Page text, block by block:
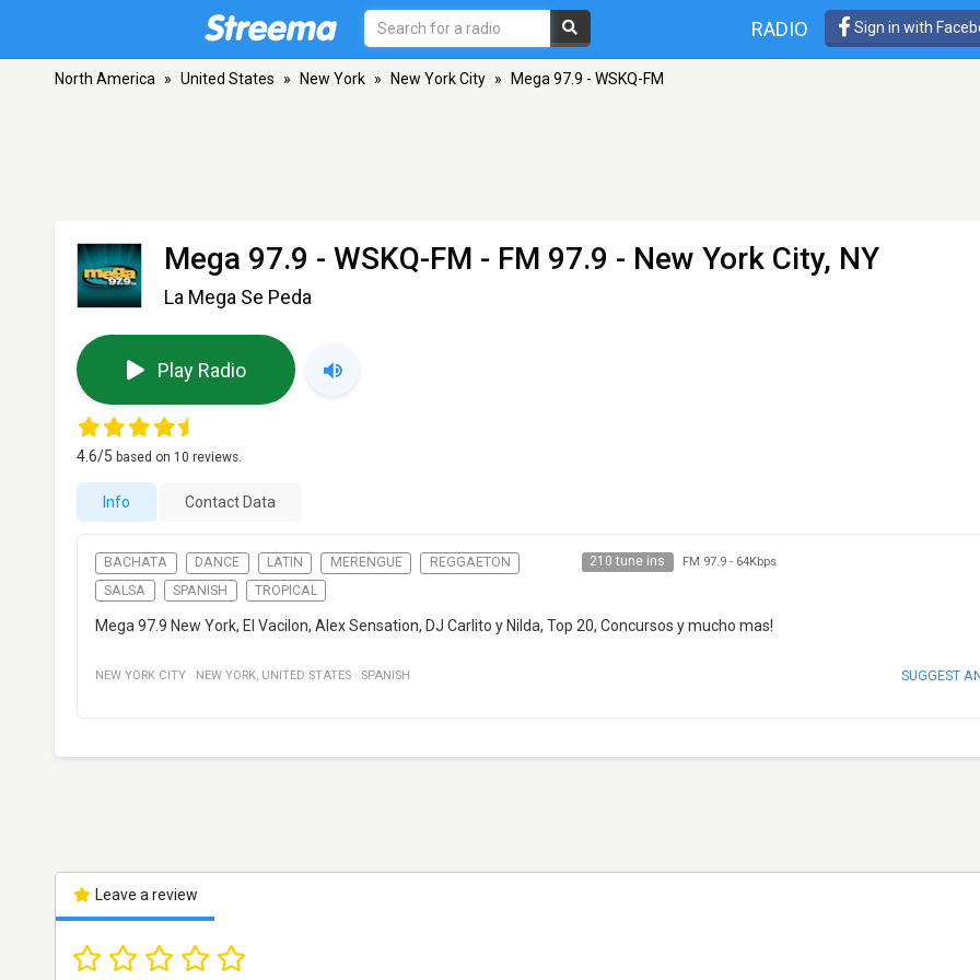
RADIO Sign in with
North America » United States » New York » New York City » Mega 97.9 - WSKQ-FM
Mega 97.9 - WSKQ-FM - FM 97.9 - New York City, NY
La Mega Se Peda
Play Radio
4.6/5 based on 10 reviews.
Info Contact Data
BACHATA DANCE LATIN MERENGUE
REGGAETON
SALSA
SPANISH TROPICAL
210 tune ins FM 97.9- 64Kbps
Mega 97.9 New York, El Vacilon, Alex Sensation, DJ Carlito y Nilda, Top 20, Concursos y mucho mas!
NEW YORK CITY · NEW YORK, UNITED STATES · SPANISH SUGGEST
Leave a review